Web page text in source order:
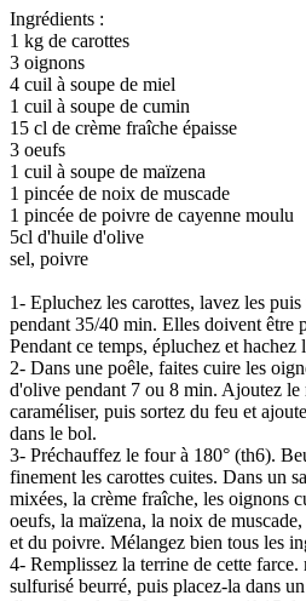
Ingrédients :
1 kg de carottes
3 oignons
4 cuil à soupe de miel
1 cuil à soupe de cumin
15 cl de crème fraîche épaisse
3 oeufs
1 cuil à soupe de maïzena
1 pincée de noix de muscade
1 pincée de poivre de cayenne moulu
5cl d'huile d'olive
sel, poivre
1- Epluchez les carottes, lavez les
pendant 35/40 min. Elles doivent être
Pendant ce temps, épluchez et hachez
2- Dans une poêle, faites cuire les
d'olive pendant 7 ou 8 min. Ajoutez le
caraméliser, puis sortez du feu et
dans le bol.
3- Préchauffez le four à 180° (th6).
finement les carottes cuites. Dans un
mixées, la crème fraîche, les oignons
oeufs, la maïzena, la noix de
et du poivre. Mélangez bien tous les
4- Remplissez la terrine de cette
sulfurisé beurré, puis placez-la dans